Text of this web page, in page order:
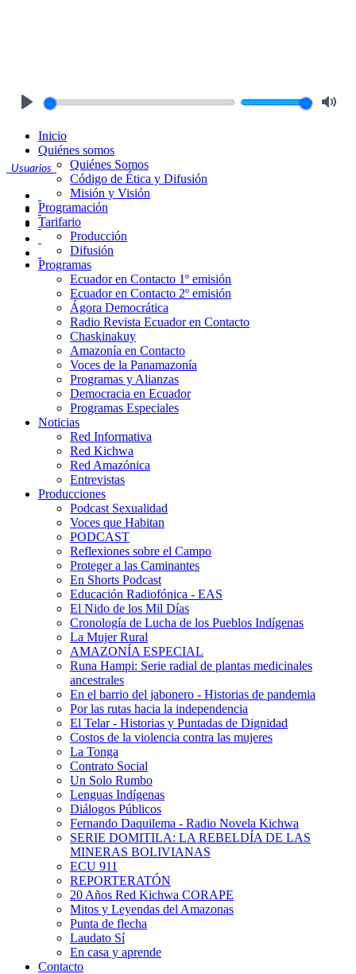
Usuarios
Inicio
Quiénes somos
Quiénes Somos
Código de Ética y Difusión
Misión y Visión
Programación
Tarifario
Producción
Difusión
Programas
Ecuador en Contacto 1º emisión
Ecuador en Contacto 2º emisión
Ágora Democrática
Radio Revista Ecuador en Contacto
Chaskinakuy
Amazonía en Contacto
Voces de la Panamazonía
Programas y Alianzas
Democracia en Ecuador
Programas Especiales
Noticias
Red Informativa
Red Kichwa
Red Amazónica
Entrevistas
Producciones
Podcast Sexualidad
Voces que Habitan
PODCAST
Reflexiones sobre el Campo
Proteger a las Caminantes
En Shorts Podcast
Educación Radiofónica - EAS
El Nido de los Mil Días
Cronología de Lucha de los Pueblos Indígenas
La Mujer Rural
AMAZONÍA ESPECIAL
Runa Hampi: Serie radial de plantas medicinales
ancestrales
En el barrio del jabonero - Historias de pandemia
Por las rutas hacia la independencia
El Telar - Historias y Puntadas de Dignidad
Costos de la violencia contra las mujeres
La Tonga
Contrato Social
Un Solo Rumbo
Lenguas Indígenas
Diálogos Públicos
Fernando Daquilema - Radio Novela Kichwa
SERIE DOMITILA: LA REBELDÍA DE LAS
MINERAS BOLIVIANAS
ECU 911
REPORTERATÓN
20 Años Red Kichwa CORAPE
Mitos y Leyendas del Amazonas
Punta de flecha
Laudato Sí
En casa y aprende
Contacto